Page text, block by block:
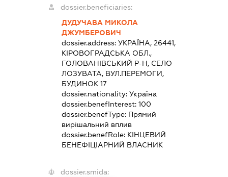
dossier.beneficiaries:
ДУДУЧАВА МИКОЛА
ДЖУМБЕРОВИЧ
dossier.address: УКРАЇНА, 26441,
КІРОВОГРАДСЬКА ОБЛ.,
ГОЛОВАНІВСЬКИЙ Р-Н, СЕЛО
ЛОЗУВАТА, ВУЛ.ПЕРЕМОГИ,
БУДИНОК 17
dossier.nationality: Україна
dossier.benefInterest: 100
dossier.benefType: Прямий
вирішальний вплив
dossier.benefRole: КІНЦЕВИЙ
БЕНЕФІЦІАРНИЙ ВЛАСНИК
dossier.smida: